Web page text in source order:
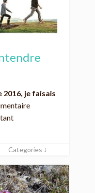
2016, je faisais
Categories ↓